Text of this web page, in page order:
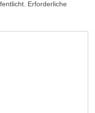
Erforderliche